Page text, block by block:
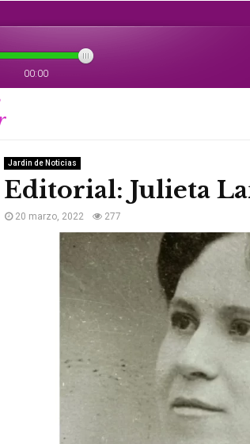
Jardin de Noticias
Editorial: Julieta
20 marzo, 2022 277